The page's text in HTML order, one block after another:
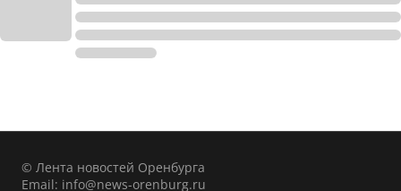
© Лента новостей Оренбурга
Email: info@news-orenburg.ru